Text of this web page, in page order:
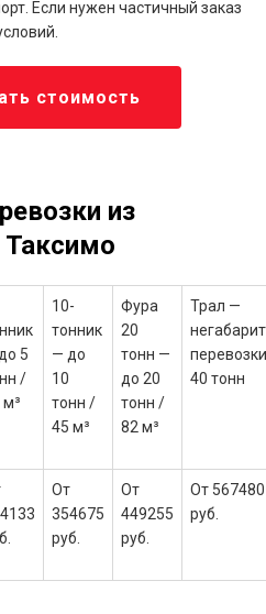
Если нужен частичный заказ
стоимость
из
5
/
м³
10-
тонник
— до
10
тонн /
45 м³
Фура
20
тонн —
до 20
тонн /
82 м³
Трал —
40 тонн
От
354675
руб.
От
449255
руб.
От 567480
руб.